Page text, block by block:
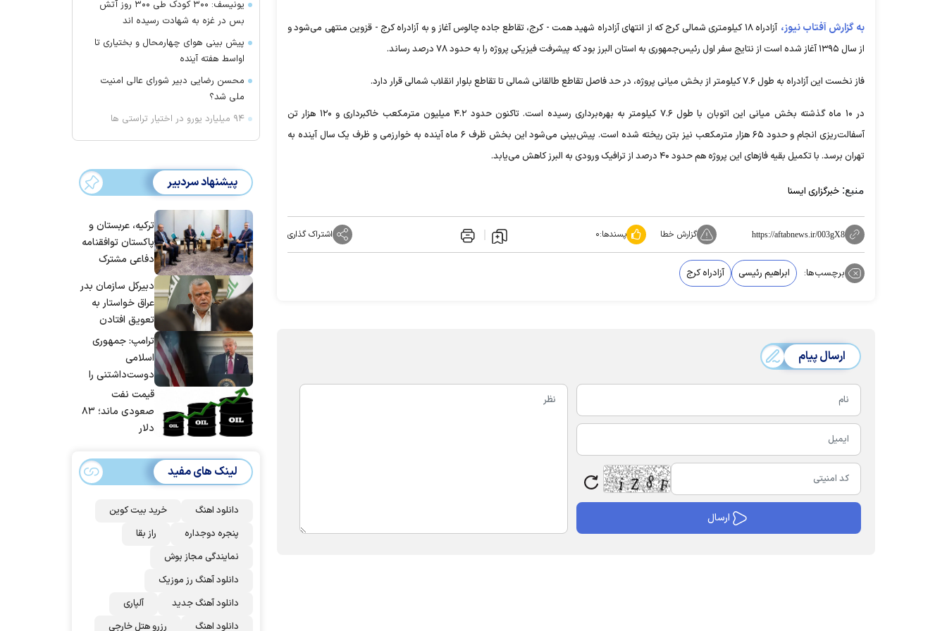
به گزارش آفتاب نیوز،
آزادراه ۱۸ کیلومتری شمالی کرج که از انتهای آزادراه شهید همت - کرج، تقاطع جاده چالوس آغاز و به آزادراه کرج - قزوین منتهی می‌شود و
از سال ۱۳۹۵ آغاز شده است از نتایج سفر اول رئیس‌جمهوری به استان البرز بود که پیشرفت فیزیکی پروژه را به حدود ۷۸ درصد رساند.
فاز نخست این آزادراه به طول ۷.۶ کیلومتر از بخش میانی پروژه، در حد فاصل تقاطع طالقانی شمالی تا تقاطع بلوار انقلاب شمالی قرار دارد.
در ۱۰ ماه گذشته بخش میانی این اتوبان با طول ۷.۶ کیلومتر به بهره‌برداری رسیده است. تاکنون حدود ۴.۲ میلیون مترمکعب خاکبرداری و ۱۲۰ هزار تن
آسفالت‌ریزی انجام و حدود ۶۵ هزار مترمکعب نیز بتن ریخته شده است. پیش‌بینی می‌شود این بخش ظرف ۶ ماه آینده به خوارزمی و ظرف یک سال آینده به
تهران برسد. با تکمیل بقیه فاز‌های این پروژه هم حدود ۴۰ درصد از ترافیک ورودی به البرز کاهش می‌یابد.
منبع: خبرگزاری ایسنا
https://aftabnews.ir/003gX8 گزارش خطا پسندها:۰ اشتراک گذاری
برچسب‌ها: ابراهیم رئیسی آزادراه کرج
ارسال پیام
یونیسف: ۳۰۰ کودک طی ۳۰۰ روز آتش
بس در غزه به شهادت رسیده اند
پیش بینی هوای چهارمحال و بختیاری تا
اواسط هفته آینده
محسن رضایی دبیر شورای عالی امنیت
ملی شد؟
۹۴ میلیارد یورو در اختیار تراستی ها
پیشنهاد سردبیر
ترکیه، عربستان و
پاکستان توافقنامه
دفاعی مشترک
دبیرکل سازمان بدر
عراق خواستار به
تعویق افتادن
پاسخ به حمله
عربستان و آمریکا
شد
ترامپ: جمهوری
اسلامی
دوست‌داشتنی را
حسابی می‌کوبیم |
برای بزرگ‌ترین
حمله آماده بودیم
است، درست
است؟
قیمت نفت
صعودی ماند؛ ۸۳
دلار
لینک های مفید
دانلود اهنگ
خرید بیت کوین
پنجره دوجداره
راز بقا
نمایندگی مجاز بوش
دانلود آهنگ رز‌ موزیک
دانلود آهنگ جدید
آلپاری
دانلود اهنگ
رزرو هتل خارجی